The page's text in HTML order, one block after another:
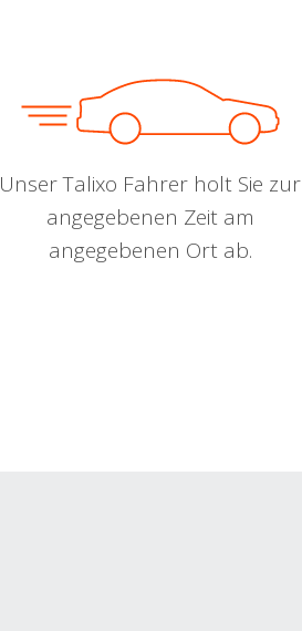
Unser Talixo Fahrer holt Sie zur
angegebenen Zeit am
angegebenen Ort ab.